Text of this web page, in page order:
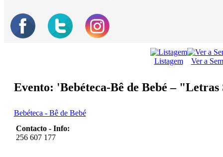
Listagem Ver a
Evento: 'Bebéteca-Bê de Bebé –
Bebéteca - Bê de Bebé
Contacto - Info:
256 607 177